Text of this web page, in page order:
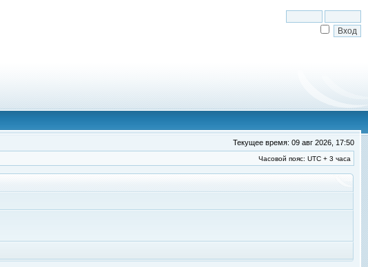
Текущее время: 09 авг 2026, 17:50
Часовой пояс: UTC + 3 часа